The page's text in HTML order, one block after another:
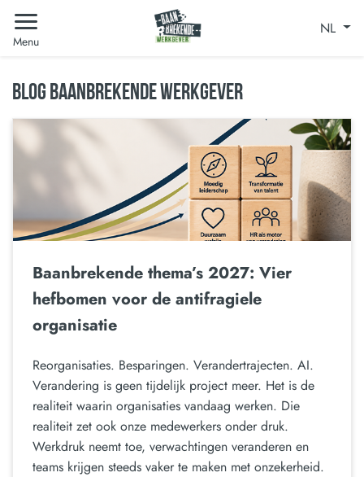
Menu
NL
BLOG BAANBREKENDE WERKGEVER
Baanbrekende thema’s 2027: Vier
hefbomen voor de antifragiele
organisatie
Reorganisaties. Besparingen. Verandertrajecten. AI.
Verandering is geen tijdelijk project meer. Het is de
realiteit waarin organisaties vandaag werken. Die
realiteit zet ook onze medewerkers onder druk.
Werkdruk neemt toe, verwachtingen veranderen en
teams krijgen steeds vaker te maken met onzekerheid.